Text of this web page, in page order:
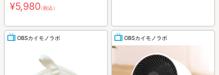
¥5,980（税込）
OBSカイモノラボ OBSカイモノラボ